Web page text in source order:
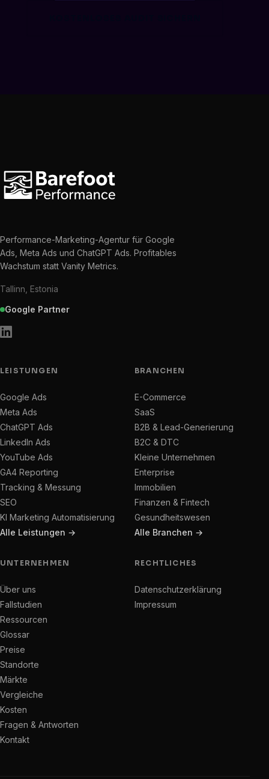
Performance-Marketing-Agentur für Google
Ads, Meta Ads und ChatGPT Ads. Profitables
Wachstum statt Vanity Metrics.
Tallinn, Estonia
Google Partner
LEISTUNGEN
Google Ads
Meta Ads
ChatGPT Ads
LinkedIn Ads
YouTube Ads
GA4 Reporting
Tracking & Messung
SEO
KI Marketing Automatisierung
Alle Leistungen →
BRANCHEN
E-Commerce
SaaS
B2B & Lead-Generierung
B2C & DTC
Kleine Unternehmen
Enterprise
Immobilien
Finanzen & Fintech
Gesundheitswesen
Alle Branchen →
UNTERNEHMEN
Über uns
Fallstudien
Ressourcen
Glossar
Preise
Standorte
Märkte
Vergleiche
Kosten
Fragen & Antworten
Kontakt
RECHTLICHES
Datenschutzerklärung
Impressum